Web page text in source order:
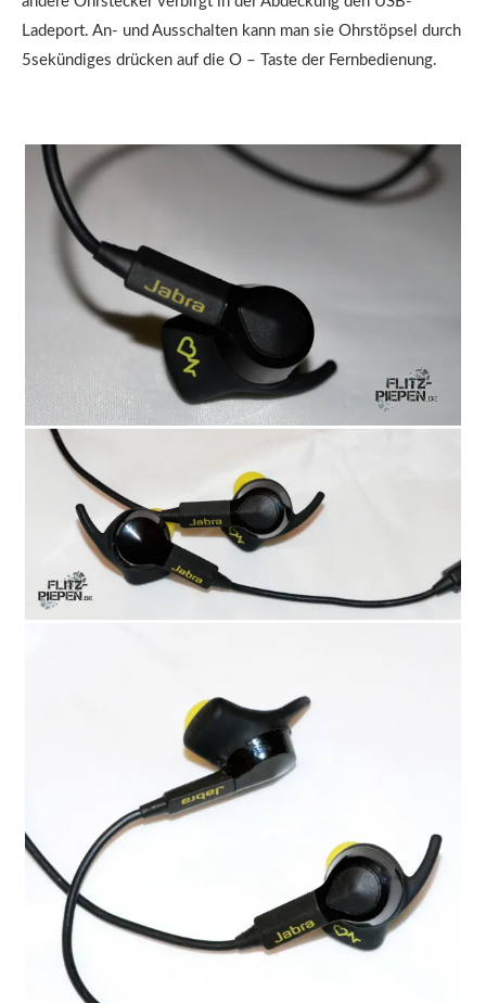
Ladeport. An- und Ausschalten kann man sie Ohrstöpsel durch
5sekündiges drücken auf die O – Taste der Fernbedienung.